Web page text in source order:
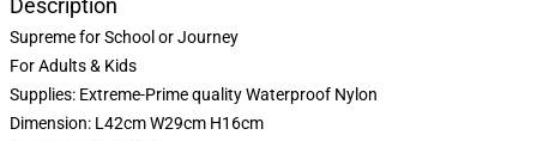
Description
Supreme for School or Journey
For Adults & Kids
Supplies: Extreme-Prime quality Waterproof Nylon
Dimension: L42cm W29cm H16cm